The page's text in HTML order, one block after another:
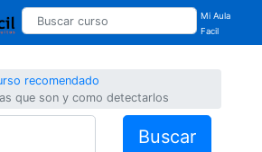
Mi Aula
Facil
recomendado
que son y como detectarlos
Buscar